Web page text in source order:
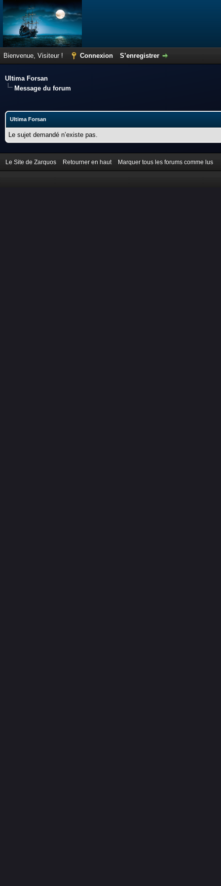
Bienvenue, Visiteur ! Connexion S’enregistrer
Ultima Forsan
Message du forum
Ultima Forsan
Le sujet demandé n’existe pas.
Le Site de Zarquos Retourner en haut Marquer tous les forums comme lus